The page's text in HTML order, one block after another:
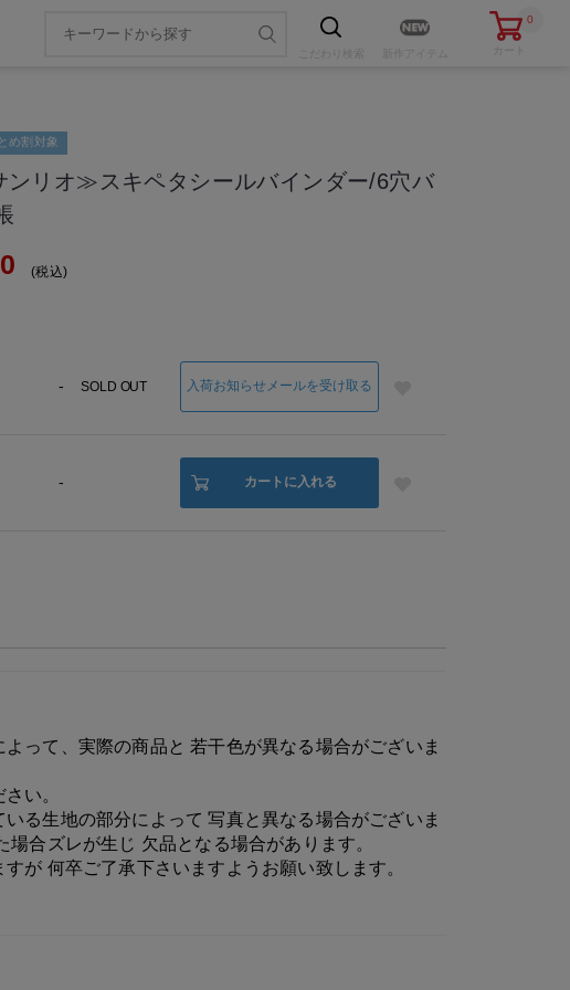
0
カート
め割対象
ンリオ≫スキペタシールバインダー/6穴バ
税込
- SOLD OUT 入荷お知らせメールを受け取る
- カートに入れる
って、実際の商品と 若干色が異なる場合がございま
い。
る生地の部分によって 写真と異なる場合がございま
場合ズレが生じ 欠品となる場合があります。
が 何卒ご了承下さいますようお願い致します。